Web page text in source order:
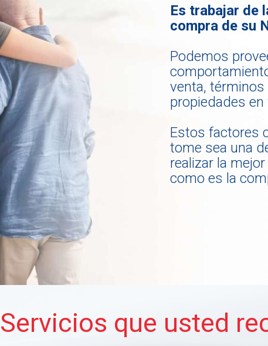
Es trabajar de
compra de su
Podemos
venta,
propiedades en
Estos factores
tome sea una
realizar la
como es la
Servicios que usted